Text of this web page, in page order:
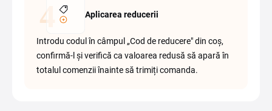
Aplicarea reducerii
Introdu codul în câmpul „Cod de reducere" din coș,
confirmă-l și verifică ca valoarea redusă să apară în
totalul comenzii înainte să trimiți comanda.